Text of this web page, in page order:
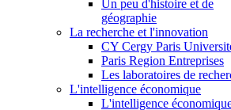
Un peu d'histoire et de
géographie
La recherche et l'innovation
CY Cergy Paris
Paris Region Entreprises
Les laboratoires de
L'intelligence économique
L'intelligence